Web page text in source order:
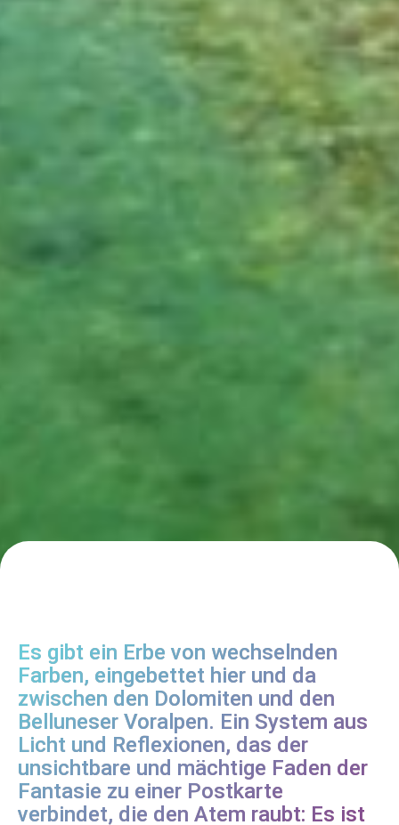
Es gibt ein Erbe von wechselnden
Farben, eingebettet hier und da
zwischen den Dolomiten und den
Belluneser Voralpen. Ein System aus
Licht und Reflexionen, das der
unsichtbare und mächtige Faden der
Fantasie zu einer Postkarte
verbindet, die den Atem raubt: Es ist